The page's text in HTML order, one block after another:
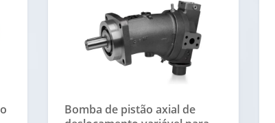
Bomba de pistão axial de